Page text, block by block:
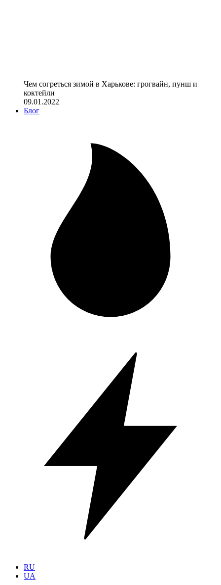
Чем согреться зимой в Харькове: грогвайн, пунш и
коктейли
09.01.2022
Блог
RU
UA